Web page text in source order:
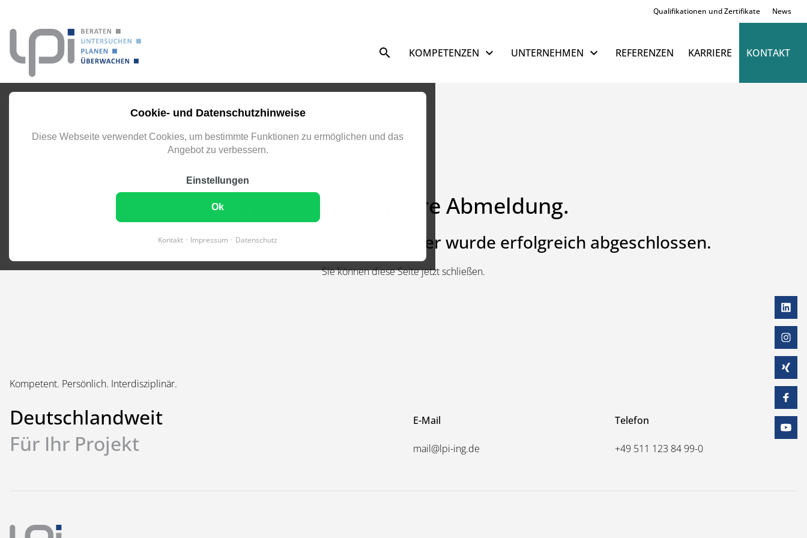
Cookie- und Datenschutzhinweise
Diese Webseite verwendet Cookies, um bestimmte Funktionen zu ermöglichen und das
Angebot zu verbessern.
Einstellungen
Ok
Kontakt Impressum Datenschutz
Navigation überspringen
Qualifikationen und Zertifikate News
KOMPETENZEN
UNTERNEHMEN REFERENZEN KARRIERE KONTAKT
Vielen Dank für Ihre Abmeldung.
Ihre Abmeldung für Ihren E-Mail-Newsletter wurde erfolgreich abgeschlossen.
Sie können diese Seite jetzt schließen.
Kompetent. Persönlich. Interdisziplinär.
Deutschlandweit
Für Ihr Projekt
E-Mail
mail@lpi-ing.de
Telefon
+49 511 123 84 99-0